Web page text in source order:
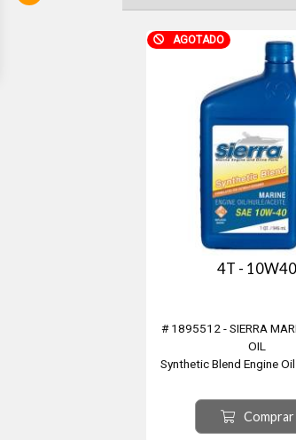
AGOTADO
4T - 10W40
# 1895512 - SIERRA
OIL
Synthetic Blend Engine
fuera borda enfriados
Clasificación:API C14-
VDS-3; Cummins
Comprar